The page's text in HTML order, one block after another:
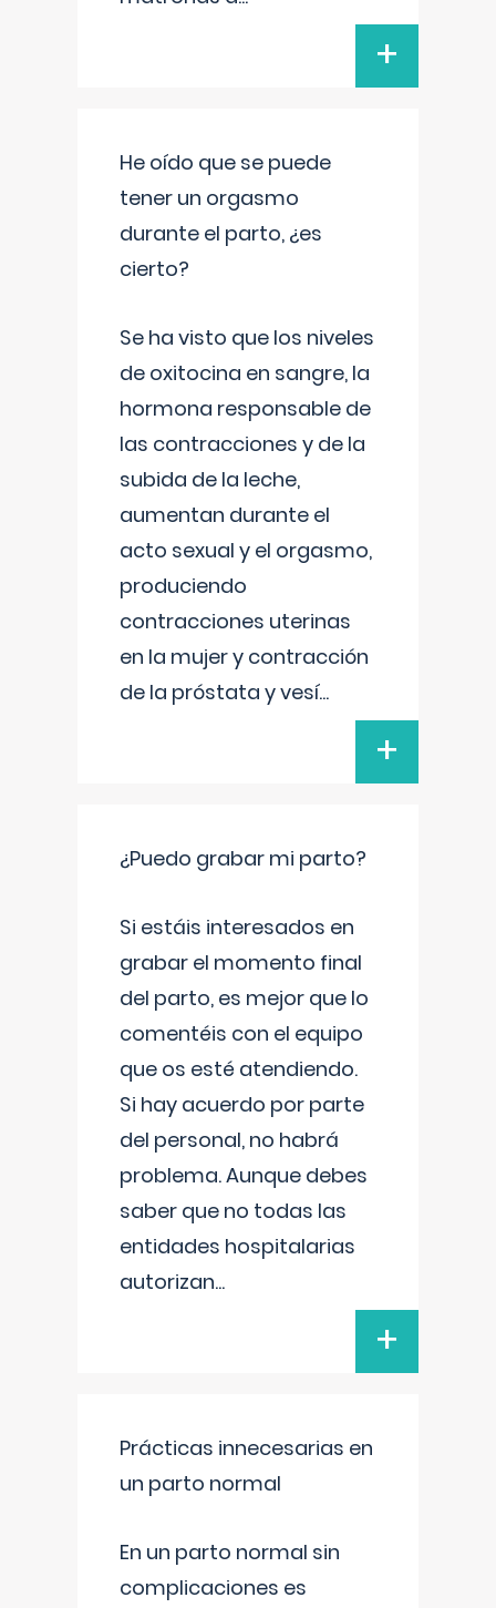
+
He oído que se puede
tener un orgasmo
durante el parto, ¿es
cierto?
Se ha visto que los niveles
de oxitocina en sangre, la
hormona responsable de
las contracciones y de la
subida de la leche,
aumentan durante el
acto sexual y el orgasmo,
produciendo
contracciones uterinas
en la mujer y contracción
de la próstata y vesí...
+
¿Puedo grabar mi parto?
Si estáis interesados en
grabar el momento final
del parto, es mejor que lo
comentéis con el equipo
que os esté atendiendo.
Si hay acuerdo por parte
del personal, no habrá
problema. Aunque debes
saber que no todas las
entidades hospitalarias
autorizan...
+
Prácticas innecesarias en
un parto normal
En un parto normal sin
complicaciones es